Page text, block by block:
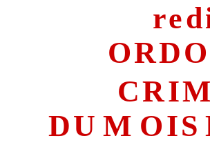
ORDO
CRI
DU M OIS